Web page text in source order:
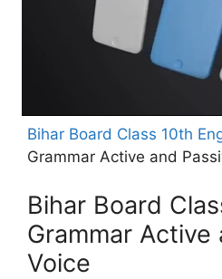
Bihar Board Class 10th
Grammar Active and
Bihar Board
Grammar Active
Voice